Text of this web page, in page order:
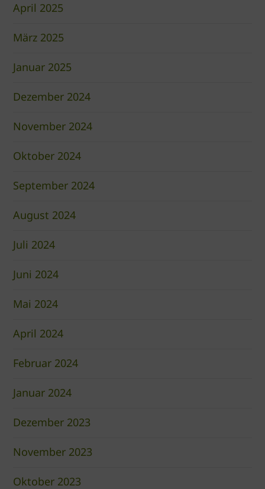
April 2025
März 2025
Januar 2025
Dezember 2024
November 2024
Oktober 2024
September 2024
August 2024
Juli 2024
Juni 2024
Mai 2024
April 2024
Februar 2024
Januar 2024
Dezember 2023
November 2023
Oktober 2023